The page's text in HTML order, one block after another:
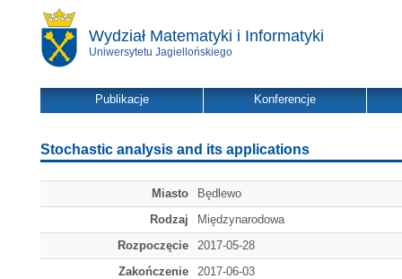
Wydział Matematyki i Informatyki
Uniwersytetu Jagiellońskiego
Publikacje Konferencje
Stochastic analysis and its applications
Miasto
Będlewo
Rodzaj
Międzynarodowa
Rozpoczęcie
2017-05-28
Zakończenie
2017-06-03